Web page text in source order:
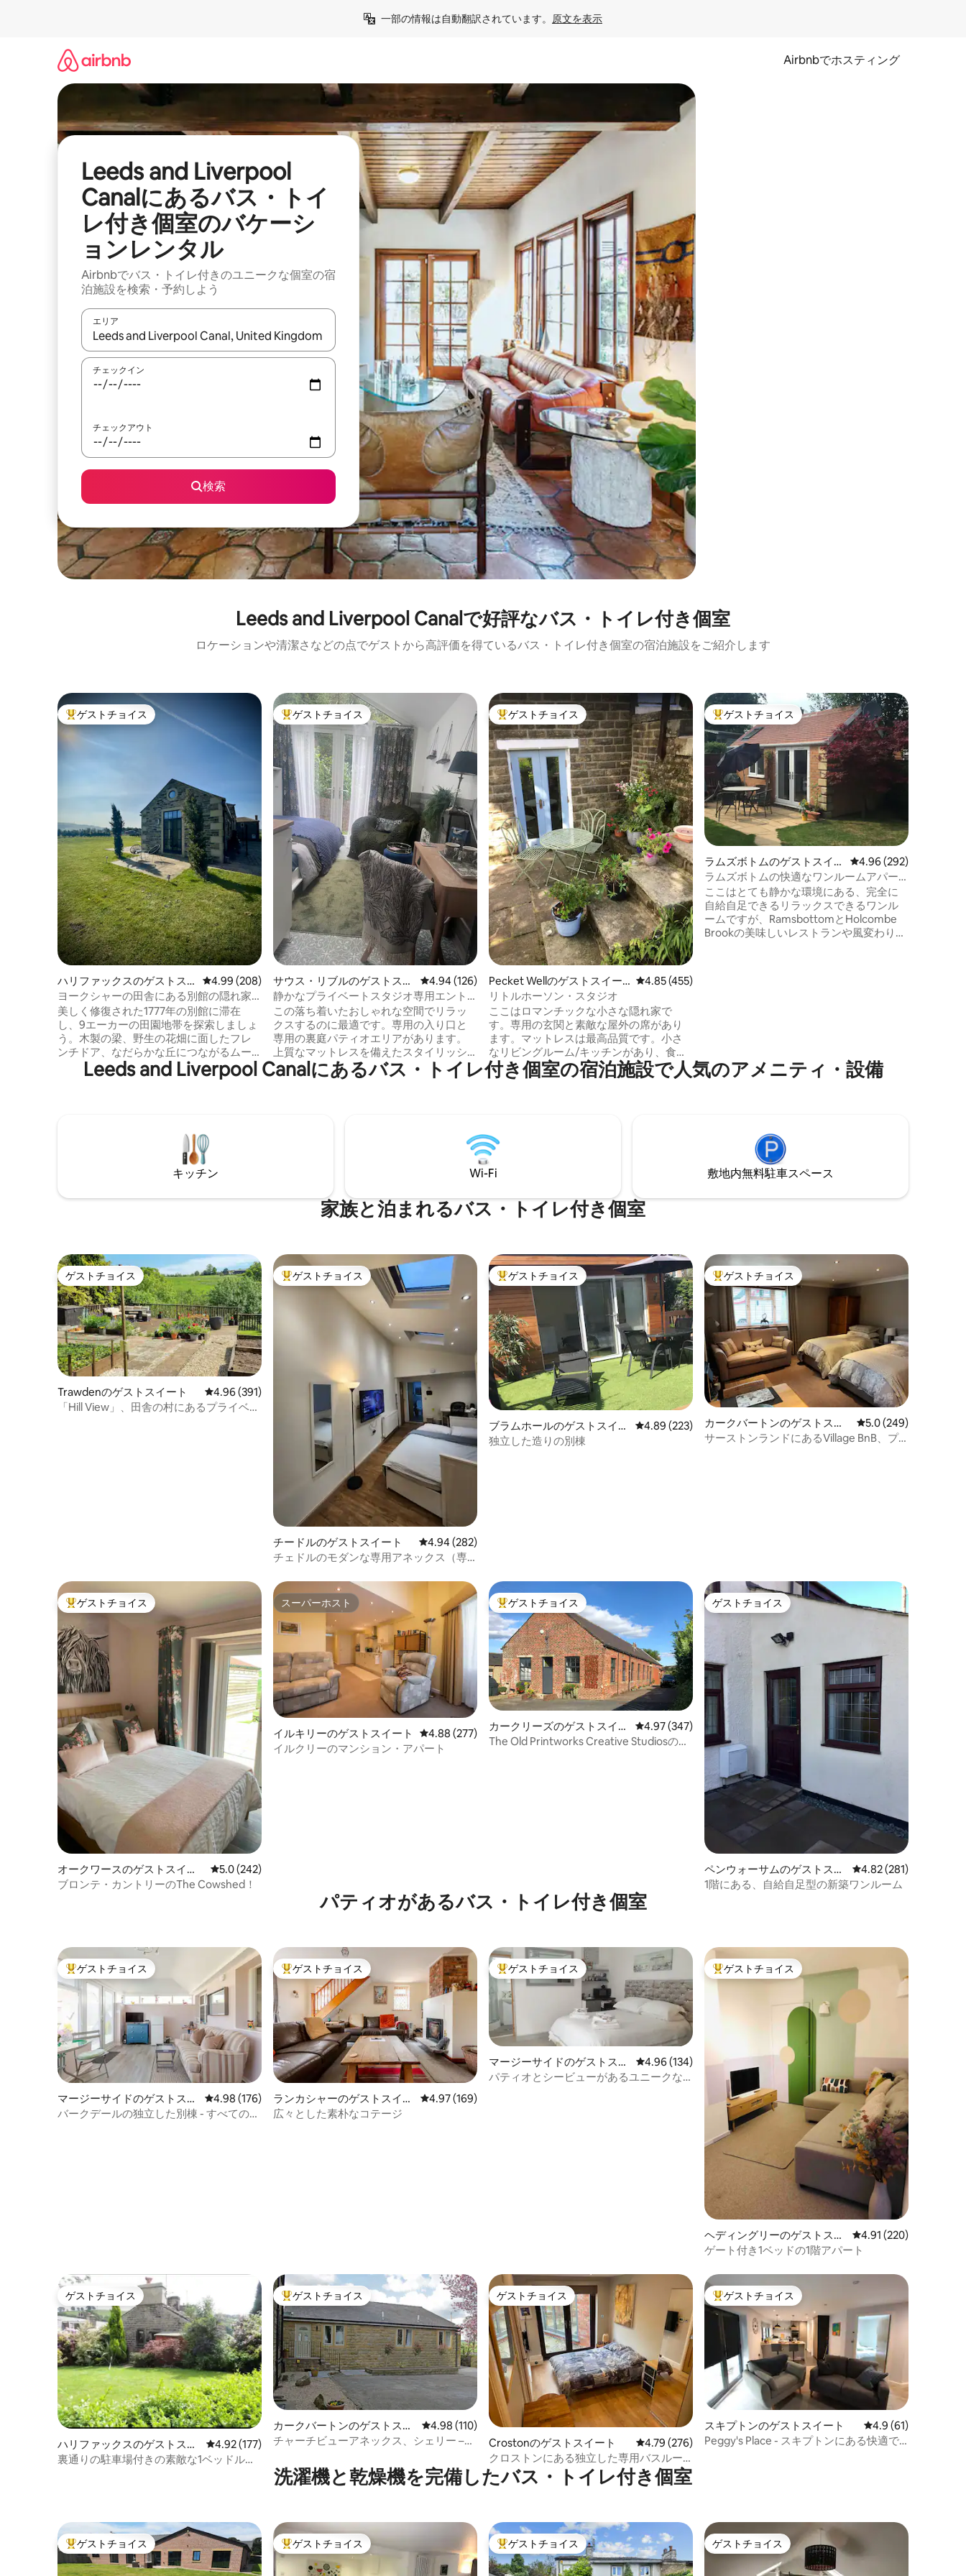
一部の情報は自動翻訳されています。 原文を表示
Airbnbでホスティング
Leeds and Liverpool
Canalにあるバス・トイ
レ付き個室のバケーシ
ョンレンタル
Airbnbでバス・トイレ付きのユニークな個室の宿
泊施設を検索・予約しよう
エリア
検索結果が表示されたら、上下の矢印キーを使って移動するか、画面をタッチまたはスワイプして検索結果を確認することができます。
チェックイン
チェックアウト
検索
Leeds and Liverpool Canalで好評なバス・トイレ付き個室
ロケーションや清潔さなどの点でゲストから高評価を得ているバス・トイレ付き個室の宿泊施設をご紹介します
大好評のゲストチョイスです。
ゲストチョイス
ハリファックスのゲストス
イート
レビュー208件、5つ星中4.99つ星の平均評価
4.99 (208)
ヨークシャーの田舎にある別館の隠れ家
と露天風呂・ジャグジー。
美しく修復された1777年の別館に滞在
し、9エーカーの田園地帯を探索しましょ
う。木製の梁、野生の花畑に面したフレ
ンチドア、なだらかな丘につながるムー
ンゲートを備えた居心地の良い寝室。パ
ノラマビュー（野生動物の観察も可
クなホンネスティバーのキッチンを楽し
んだりできます。マンチェスター、リー
ズ、ハリファックス、魅力的なヨークシ
ャーの村に近く、魔法のような静かな休
暇にぴったりです（ジャグジーは1泊30ポ
ンド）
大好評のゲストチョイスです。
ゲストチョイス
サウス・リブルのゲストスイ
ート
レビュー126件、5つ星中4.94つ星の平均評価
4.94 (126)
静かなプライベートスタジオ専用エント
ランス、バスルーム、パティオ
この落ち着いたおしゃれな空間でリラッ
クスするのに最適です。専用の入り口と
専用の裏庭パティオエリアがあります。
上質なマットレスを備えたスタイリッシ
ュなプルダウンベッドで、必要に応じて
スペースを確保できます。私たちのメイ
ど） 路上駐車場。スタジオ専用Wi-Fi
大好評のゲストチョイスです。
ゲストチョイス
Pecket Wellのゲストスイー
ト
レビュー455件、5つ星中4.85つ星の平均評価
4.85 (455)
リトルホーソン・スタジオ
ここはロマンチックな小さな隠れ家で
す。専用の玄関と素敵な屋外の席があり
ます。マットレスは最高品質です。小さ
なリビングルーム/キッチンがあり、食事
を準備するのにちょうど良い広さで、冷
蔵庫、ホットプレート、エアフライヤ
とビールを楽しめ、雰囲気が良いです。
素敵な景色と素晴らしい散歩。寝室には
し、喜んでお手伝いさせていただきます
が、プライバシーを尊重します。
大好評のゲストチョイスです。
ゲストチョイス
ラムズボトムのゲストスイー
ト
レビュー292件、5つ星
4.96 (292)
ラムズボトムの快適なワンルームアパー
ト（2名様用）
ここはとても静かな環境にある、完全に
自給自足できるリラックスできるワンル
ームですが、RamsbottomとHolcombe
Brookの美味しいレストランや風変わりな
Leeds and Liverpool Canalにあるバス・トイレ付き個室の宿泊施設で人気のアメニティ・設備
キッチン Wi-Fi 敷地内無料駐⁠車ス⁠ペ⁠ー⁠ス
家族と泊まれるバス・トイレ付き個室
ゲストチョイス
ゲストチョイス
Trawdenのゲストスイート レビュー391件、5つ星中4.96つ星の平均評価
4.96 (391)
「Hill View」、田舎の村にあるプライベー
大好評のゲストチョイスです。
ゲストチョイス
チードルのゲストスイート レビュー282件、5つ星中4.94つ星の平均評価
4.94 (282)
チェドルのモダンな専用アネックス（専
大好評のゲストチョイスです。
ゲストチョイス
ブラムホールのゲストスイー
ト
レビュー223件、5つ星中4.89つ星の平均評価
4.89 (223)
独立した造りの別棟
大好評のゲストチョイスです。
ゲストチョイス
カークバートンのゲストスイ
ート
レビュー249件、5つ
5.0 (249)
サーストンランドにあるVillage BnB、プ
大好評のゲストチョイスです。
ゲストチョイス
オークワースのゲストスイー
ト
レビュー242件、5つ星中5.0つ星の平均評価
5.0 (242)
ブロンテ・カントリーのThe Cowshed！
スーパーホスト
スーパーホスト
イルキリーのゲストスイート レビュー277件、5つ星中4.88つ星の平均評価
4.88 (277)
イルクリーのマンション・アパート
大好評のゲストチョイスです。
ゲストチョイス
カークリーズのゲストスイー
ト
レビュー347件、5つ星中4.97つ星の平均評価
4.97 (347)
The Old Printworks Creative Studiosのワ
ゲストチョイス
ゲストチョイス
ペンウォーサムのゲストスイ
ート
レビュー281件、5つ
4.82 (281)
1階にある、自給自足型の新築ワンルーム
パティオがあるバス・トイレ付き個室
大好評のゲストチョイスです。
ゲストチョイス
マージーサイドのゲストスイ
ート
レビュー176件、5つ星中4.98つ星の平均評価
4.98 (176)
バークデールの独立した別棟 - すべてのア
大好評のゲストチョイスです。
ゲストチョイス
ランカシャーのゲストスイー
ト
レビュー169件、5つ星中4.97つ星の平均評価
4.97 (169)
広々とした素朴なコテージ
大好評のゲストチョイスです。
ゲストチョイス
マージーサイドのゲストスイ
ート
レビュー134件、5つ星中4.96つ星の平均評価
4.96 (134)
パティオとシービューがあるユニークな
大好評のゲストチョイスです。
ゲストチョイス
ヘディングリーのゲストスイ
ート
レビュー220件、5つ
4.91 (220)
ゲート付き1ベッドの1階アパート
ゲストチョイス
ゲストチョイス
ハリファックスのゲストスイ
ート
レビュー177件、5つ星中4.92つ星の平均評価
4.92 (177)
裏通りの駐車場付きの素敵な1ベッドルー
大好評のゲストチョイスです。
ゲストチョイス
カークバートンのゲストスイ
ート
レビュー110件、5つ星中4.98つ星の平均評価
4.98 (110)
チャーチビューアネックス、シェリー –
ゲストチョイス
ゲストチョイス
Crostonのゲストスイート レビュー276件、5つ星中4.79つ星の平均評価
4.79 (276)
クロストンにある独立した専用バスルー
ム付きのダブルルーム
大好評のゲストチョイスです。
ゲストチョイス
スキプトンのゲストスイート レビュー61件、5つ
4.9 (61)
Peggy's Place - スキプトンにある快適で
洗濯機と乾燥機を完備したバス・トイレ付き個室
大好評のゲストチョイスです。
ゲストチョイス 大好評のゲストチョイスです。
ゲストチョイス 大好評のゲストチョイスです。
ゲストチョイス ゲストチョイス
ゲストチョイス